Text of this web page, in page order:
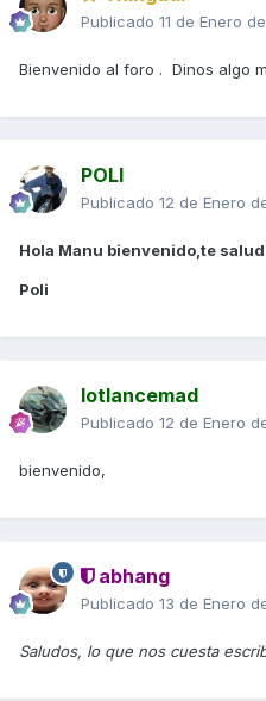
Publicado 11 de Enero
Bienvenido al foro . Dinos algo
POLI
Publicado 12 de Enero
Hola Manu bienvenido,te
Poli
lotlancemad
Publicado 12 de Enero
bienvenido,
abhang
Publicado 13 de Enero
Saludos, lo que nos cuesta